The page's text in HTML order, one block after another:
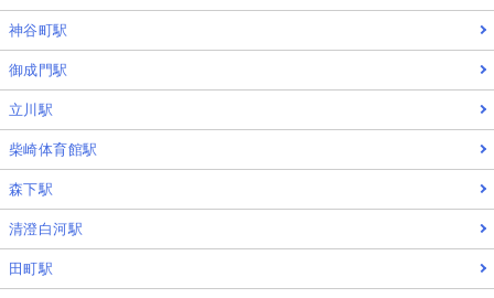
神谷町駅
御成門駅
立川駅
柴崎体育館駅
森下駅
清澄白河駅
田町駅